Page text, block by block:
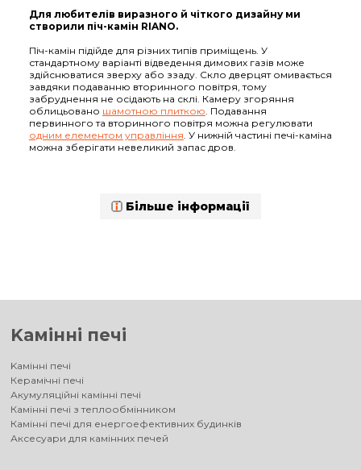
Для любителів виразного й чіткого дизайну ми
створили піч-камін RIANO.
Піч-камін підійде для різних типів приміщень. У
стандартному варіанті відведення димових газів може
здійснюватися зверху або ззаду. Скло дверцят омивається
завдяки подаванню вторинного повітря, тому
забруднення не осідають на склі. Камеру згоряння
облицьовано шамотною плиткою . Подавання
первинного та вторинного повітря можна регулювати
одним елементом управління . У нижній частині печі-каміна
можна зберігати невеликий запас дров.
Більше інформації
Kамінні печі
Kамінні печі
Керамічні печі
Акумуляційні камінні печі
Камінні печі з теплообмінником
Камінні печі для енергоефективних будинків
Аксесуари для камінних печей